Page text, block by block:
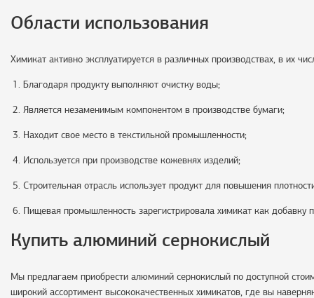
Области использования
Химикат активно эксплуатируется в различных производствах, в их
Благодаря продукту выполняют очистку воды;
Является незаменимым компонентом в производстве бумаги;
Находит свое место в текстильной промышленности;
Используется при производстве кожевнях изделий;
Строительная отрасль использует продукт для повышения
Пищевая промышленность зарегистрировала химикат как добавку
Купить алюминий сернокислый
Мы предлагаем приобрести алюминий сернокислый по доступной
широкий ассортимент высококачественных химикатов, где вы